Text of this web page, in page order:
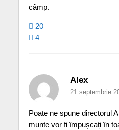
câmp.
20
4
Alex
21 septembrie
Poate ne spune directorul
munte vor fi împușcați în